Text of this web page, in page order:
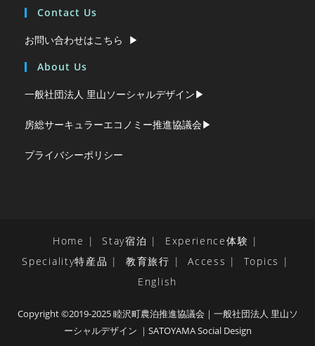
Contact Us
お問い合わせはこちら ▶︎
About Us
一般社団法人 里山ソーシャルデザイン▶︎
房総サーキュラーエコノミー推進協議会▶︎
プライバシーポリシー
Home Stay宿泊
Experience体験
Speciality特産品
教育旅行 Access
Topics
English
Copyright ©2019-2025 睦沢町農泊推進協議会｜一般社団法人 里山ソ
ーシャルデザイン ｜SATOYAMA Social Design